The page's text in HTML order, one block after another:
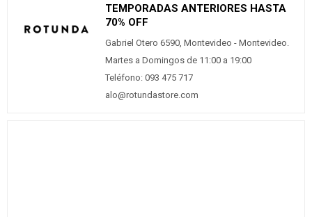
TEMPORADAS ANTERIORES HASTA
70% OFF
Gabriel Otero 6590, Montevideo - Montevideo.
Martes a Domingos de 11:00 a 19:00
Teléfono: 093 475 717
alo@rotundastore.com